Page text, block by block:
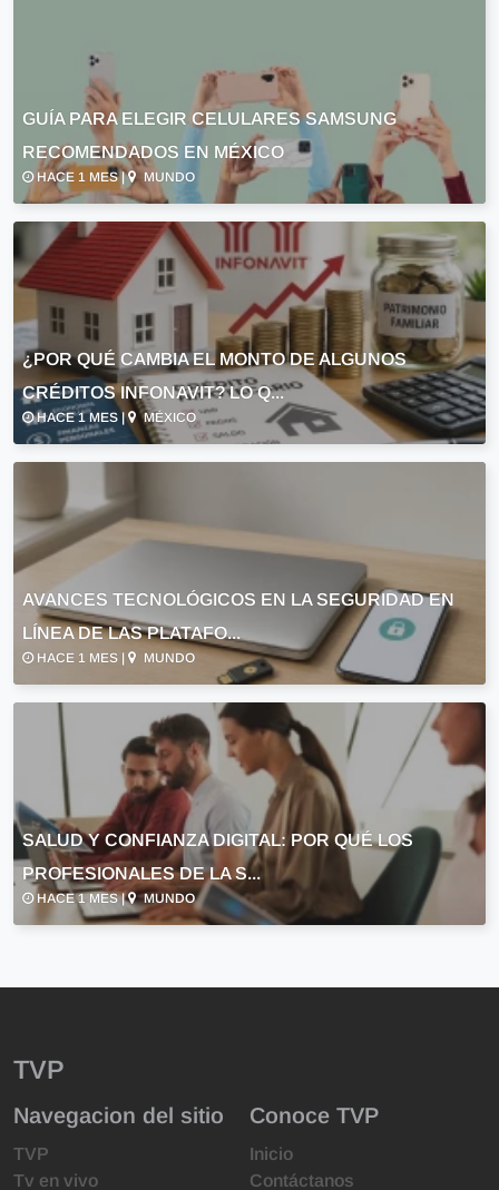
GUÍA PARA ELEGIR CELULARES SAMSUNG
RECOMENDADOS EN MÉXICO
HACE 1 MES | MUNDO
¿POR QUÉ CAMBIA EL MONTO DE ALGUNOS
CRÉDITOS INFONAVIT? LO Q...
HACE 1 MES | MÉXICO
AVANCES TECNOLÓGICOS EN LA SEGURIDAD EN
LÍNEA DE LAS PLATAFO...
HACE 1 MES | MUNDO
SALUD Y CONFIANZA DIGITAL: POR QUÉ LOS
PROFESIONALES DE LA S...
HACE 1 MES | MUNDO
TVP
Navegacion del sitio
TVP
Tv en vivo
Conoce TVP
Inicio
Contáctanos